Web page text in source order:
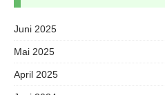
Juni 2025
Mai 2025
April 2025